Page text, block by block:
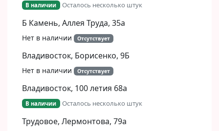
В наличии Осталось несколько штук
Б Камень, Аллея Труда, 35а
Нет в наличии Отсутствует
Владивосток, Борисенко, 9Б​
Нет в наличии Отсутствует
Владивосток, 100 летия 68а
В наличии Осталось несколько штук
Трудовое, Лермонтова, 79а